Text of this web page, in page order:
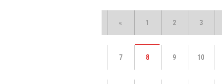
« 1 2 3
7 8 9 10